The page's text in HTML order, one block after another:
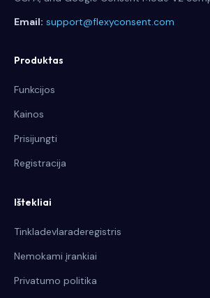
Email: support@flexyconsent.com
Produktas
Funkcijos
Kainos
Prisijungti
Registracija
Ištekliai
Tinkladevlaraderegistris
Nemokami įrankiai
Privatumo politika